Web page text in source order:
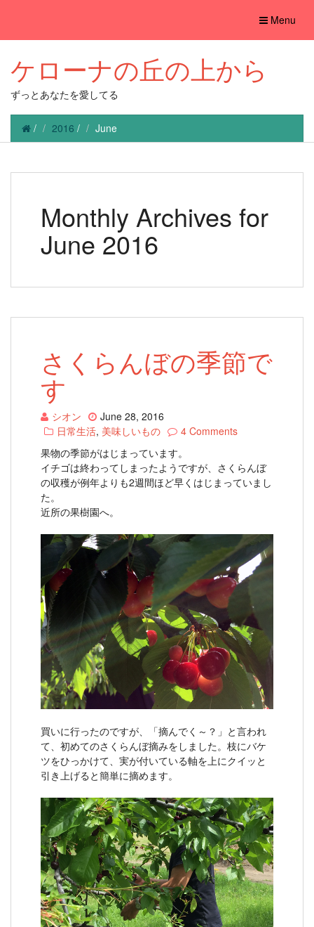
Toggle
Menu
ケローナの丘の上から
ずっとあなたを愛してる
/ 2016 / June
Monthly Archives for
June 2016
さくらんぼの季節で
す
シオン
June 28, 2016
日常生活, 美味しいもの
4 Comments
果物の季節がはじまっています。
イチゴは終わってしまったようですが、さくらんぼ
の収穫が例年よりも2週間ほど早くはじまっていまし
た。
近所の果樹園へ。
買いに行ったのですが、「摘んでく～？」と言われ
て、初めてのさくらんぼ摘みをしました。枝にバケ
ツをひっかけて、実が付いている軸を上にクイッと
引き上げると簡単に摘めます。